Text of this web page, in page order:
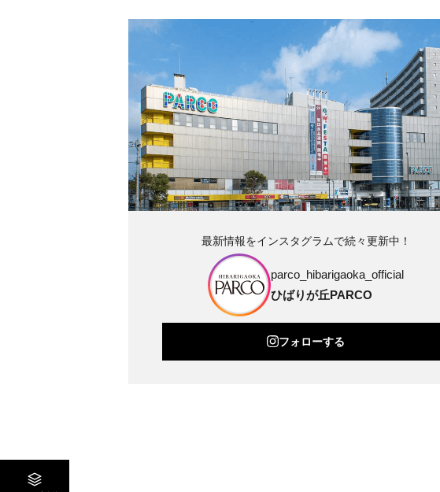
最新情報をインスタグラムで続々更新中！
parco_hibarigaoka_official
ひばりが丘PARCO
フォローする